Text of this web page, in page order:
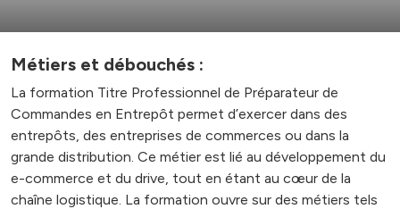
Métiers et débouchés :
La formation Titre Professionnel de Préparateur de
Commandes en Entrepôt permet d’exercer dans des
entrepôts, des entreprises de commerces ou dans la
grande distribution. Ce métier est lié au développement du
e-commerce et du drive, tout en étant au cœur de la
chaîne logistique. La formation ouvre sur des métiers tels